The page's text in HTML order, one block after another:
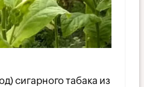
сигарного табака из